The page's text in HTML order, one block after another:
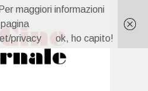
Forbidden Fruit 4, anticipazioni 10 agosto: Feride sorprende Yildiz con Hasan Ali
La prossima settimana al cinema
Forbidden Fruit 4, anticipazioni 7 agosto: Yildiz scopre che Cagatay è fidanzato
Capri, anticipazioni 6 agosto: Carolina torna e sfida Isabella
maggiori informazioni
privacy
ok, ho capito!